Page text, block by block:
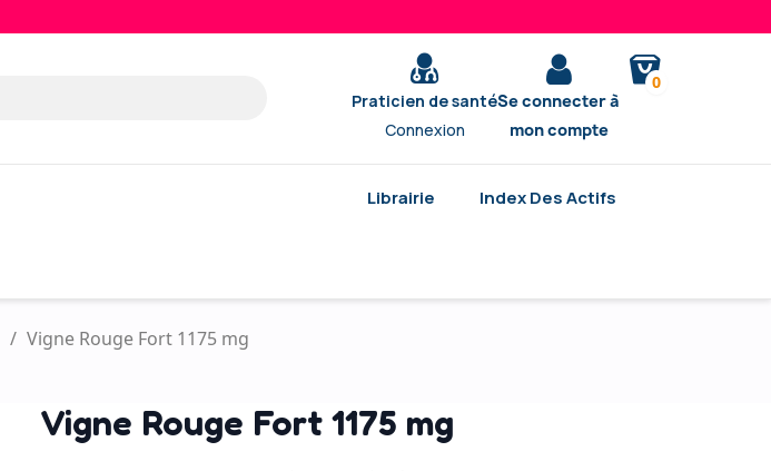
Praticien de santé
Connexion
Se connecter à
mon compte
0
Librairie Index Des Actifs
Vigne Rouge Fort 1175 mg
Vigne Rouge Fort 1175 mg